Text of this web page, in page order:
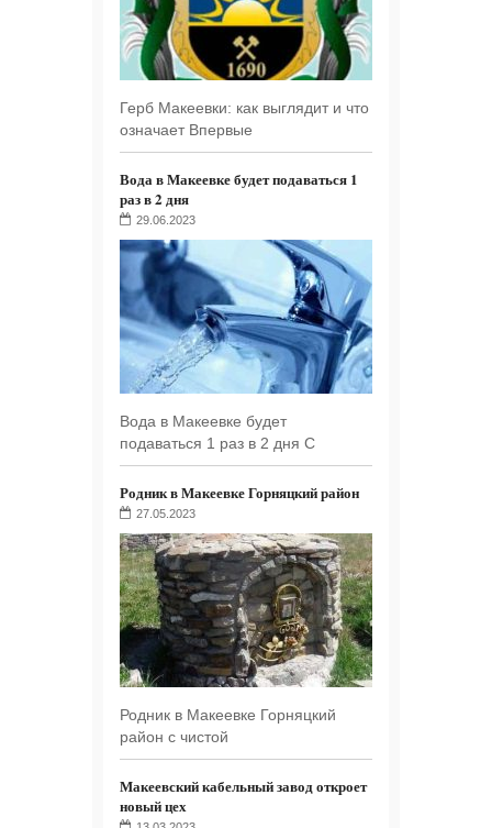
Герб Макеевки: как выглядит и что
означает Впервые
Вода в Макеевке будет подаваться 1
раз в 2 дня
29.06.2023
Вода в Макеевке будет
подаваться 1 раз в 2 дня С
Родник в Макеевке Горняцкий район
27.05.2023
Родник в Макеевке Горняцкий
район с чистой
Макеевский кабельный завод откроет
новый цех